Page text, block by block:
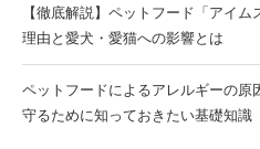
【徹底解説】ペットフード「アイ
理由と愛犬・愛猫への影響とは
ペットフードによるアレルギーの原
守るために知っておきたい基礎知識